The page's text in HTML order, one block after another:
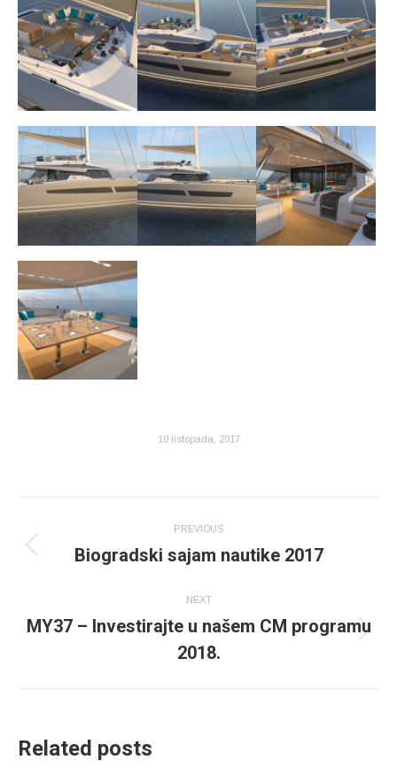
10 listopada, 2017
navigation
PREVIOUS
Previous
Biogradski sajam nautike 2017
NEXT
post:
MY37 – Investirajte u našem CM programu
2018.
Related posts